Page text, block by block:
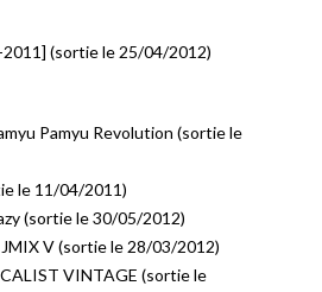
2011] (sortie le 25/04/2012)
Pamyu Revolution (sortie le
le 11/04/2011)
(sortie le 30/05/2012)
JMIX V (sortie le 28/03/2012)
VINTAGE (sortie le